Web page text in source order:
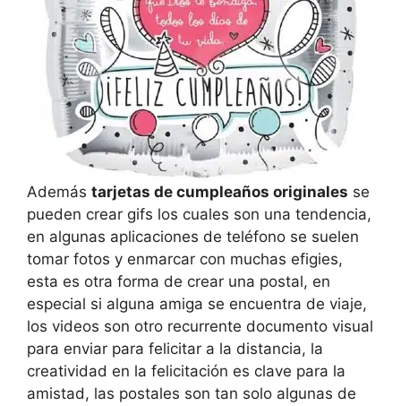
Además tarjetas de cumpleaños originales se
pueden crear gifs los cuales son una tendencia,
en algunas aplicaciones de teléfono se suelen
tomar fotos y enmarcar con muchas efigies,
esta es otra forma de crear una postal, en
especial si alguna amiga se encuentra de viaje,
los videos son otro recurrente documento visual
para enviar para felicitar a la distancia, la
creatividad en la felicitación es clave para la
amistad, las postales son tan solo algunas de